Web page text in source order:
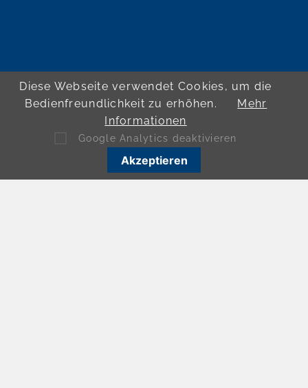
Diese Webseite verwendet Cookies, um die
Bedienfreundlichkeit zu erhöhen.
Mehr
Informationen
Google Analytics deaktivieren
Akzeptieren